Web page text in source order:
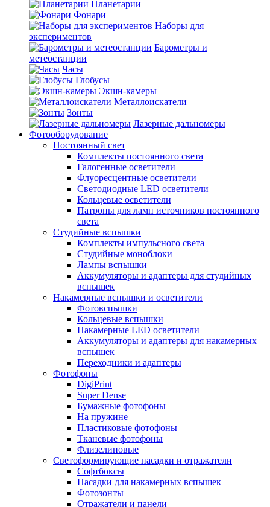
Планетарии
Фонари
Наборы для
экспериментов
Барометры и
метеостанции
Часы
Глобусы
Экшн-камеры
Металлоискатели
Зонты
Лазерные дальномеры
Фотооборудование
Постоянный свет
Комплекты постоянного света
Галогенные осветители
Флуоресцентные осветители
Светодиодные LED осветители
Кольцевые осветители
Патроны для ламп источников постоянного
света
Студийные вспышки
Комплекты импульсного света
Студийные моноблоки
Лампы вспышки
Аккумуляторы и адаптеры для студийных
вспышек
Накамерные вспышки и осветители
Фотовспышки
Кольцевые вспышки
Накамерные LED осветители
Аккумуляторы и адаптеры для накамерных
вспышек
Переходники и адаптеры
Фотофоны
DigiPrint
Super Dense
Бумажные фотофоны
На пружине
Пластиковые фотофоны
Тканевые фотофоны
Флизелиновые
Светоформирующие насадки и отражатели
Софтбоксы
Насадки для накамерных вспышек
Фотозонты
Отражатели и панели